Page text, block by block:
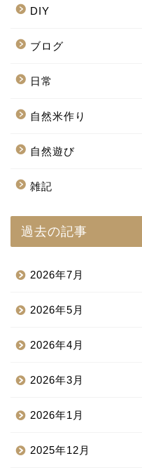
DIY
ブログ
日常
自然米作り
自然遊び
雑記
過去の記事
2026年7月
2026年5月
2026年4月
2026年3月
2026年1月
2025年12月